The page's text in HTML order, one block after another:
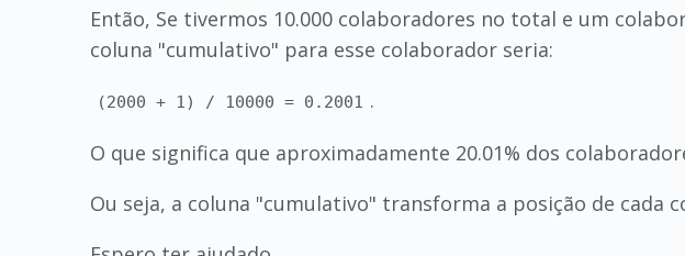
Então, Se tivermos 10.000 colaboradores no total e um
coluna "cumulativo" para esse colaborador seria:
(2000 + 1) / 10000 = 0.2001 .
O que significa que aproximadamente 20.01% dos
Ou seja, a coluna "cumulativo" transforma a posição de